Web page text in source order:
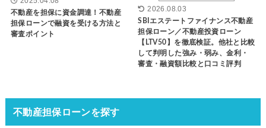
不動産を担保に資金調達！不動産
担保ローンで融資を受ける方法と
審査ポイント
2026.08.03
SBIエステートファイナンス不動産
担保ローン／不動産投資ローン
【LTV50】を徹底検証。他社と比較
して判明した強み・弱み、金利・
審査・融資額比較と口コミ評判
不動産担保ローンを探す